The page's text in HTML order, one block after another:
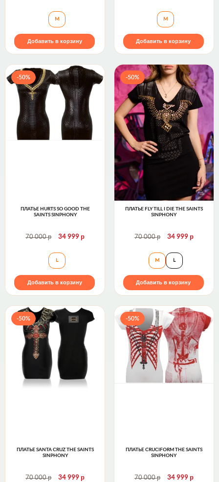
Платье GDS120616 Rebel Spirit
M
Добавить в корзину
Платье ON
M
Добавить в корзину
-50%
ПЛАТЬЕ HURTS SO GOOD THE
SAINTS SINPHONY
70 000р 34 999р
Платье HURTS SO GOOD The Saints Sinphony
L
Добавить в корзину
-50%
ПЛАТЬЕ FLY TILL I DIE THE SAINTS
SINPHONY
70 000р 34 999 р
Платье FLY TILL
M L
Добавить в корзину
-50%
ПЛАТЬЕ SANTA CRUZ THE SAINTS
SINPHONY
70 000р 34 999р
-50%
ПЛАТЬЕ CRUCIFORM THE SAINTS
SINPHONY
70 000р 34 999 р